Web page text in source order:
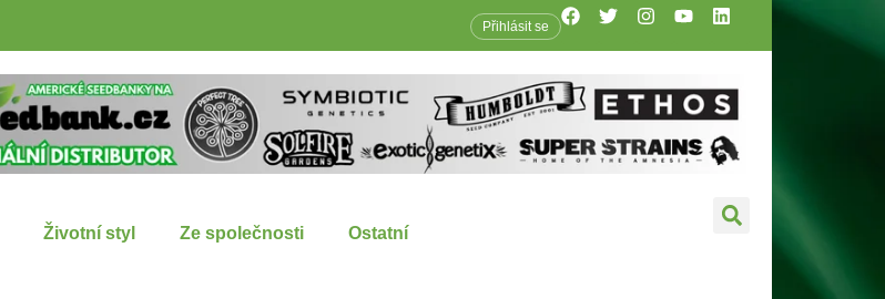
Přihlásit se
Životní styl Ze společnosti Ostatní